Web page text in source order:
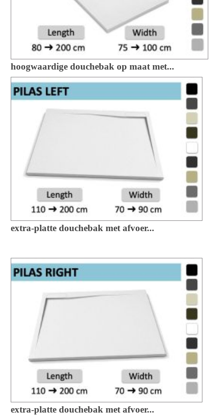
hoogwaardige douchebak op maat met...
extra-platte douchebak met afvoer...
extra-platte douchebak met afvoer...